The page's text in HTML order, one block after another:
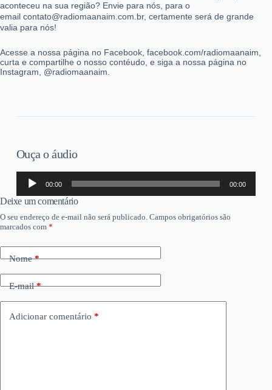
aconteceu na sua região? Envie para nós, para o
email contato@radiomaanaim.com.br, certamente será de grande
valia para nós!
Acesse a nossa página no Facebook, facebook.com/radiomaanaim,
curta e compartilhe o nosso contéudo, e siga a nossa página no
Instagram, @radiomaanaim.
Ouça o áudio
Tocador
áudio
00:00 00:00
Deixe um comentário
O seu endereço de e-mail não será publicado. Campos obrigatórios são
marcados com *
Nome*
E-mail*
Adicionar comentário *